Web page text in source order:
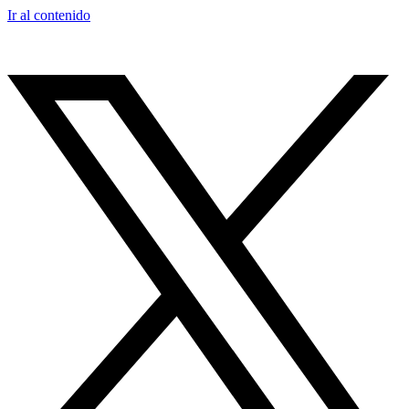
Ir al contenido